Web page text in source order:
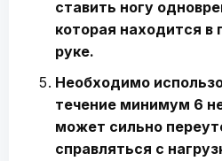
ставить ногу
которая находится в
руке.
Необходимо
течение минимум 6
может сильно
справляться с